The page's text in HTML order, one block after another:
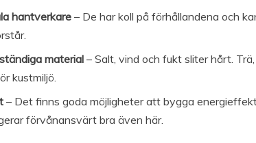
hantverkare – De har koll på förhållandena och
material – Salt, vind och fukt sliter hårt.
kustmiljö.
– Det finns goda möjligheter att bygga
förvånansvärt bra även här.